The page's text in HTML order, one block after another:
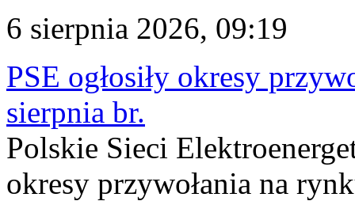
6 sierpnia 2026, 09:19
PSE ogłosiły okresy
sierpnia br.
Polskie Sieci
okresy przywołania na